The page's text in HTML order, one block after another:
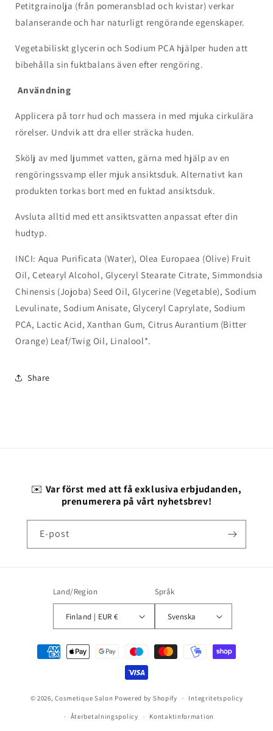
Petitgrainolja (från pomeransblad och kvistar) verkar
balanserande och har naturligt rengörande egenskaper.
Vegetabiliskt glycerin och Sodium PCA hjälper huden att
bibehålla sin fuktbalans även efter rengöring.
Användning
Applicera på torr hud och massera in med mjuka cirkulära
rörelser. Undvik att dra eller sträcka huden.
Skölj av med ljummet vatten, gärna med hjälp av en
rengöringssvamp eller mjuk ansiktsduk. Alternativt kan
produkten torkas bort med en fuktad ansiktsduk.
Avsluta alltid med ett ansiktsvatten anpassat efter din
hudtyp.
INCI: Aqua Purificata (Water), Olea Europaea (Olive) Fruit
Oil, Cetearyl Alcohol, Glyceryl Stearate Citrate, Simmondsia
Chinensis (Jojoba) Seed Oil, Glycerine (Vegetable), Sodium
Levulinate, Sodium Anisate, Glyceryl Caprylate, Sodium
PCA, Lactic Acid, Xanthan Gum, Citrus Aurantium (Bitter
Orange) Leaf/Twig Oil, Linalool*.
Share
✉️ Var först med att få exklusiva erbjudanden,
prenumerera på vårt nyhetsbrev!
E-post
Land/Region
Finland | EUR €
Språk
Svenska
Betalningsmetoder
© 2026,Cosmetique Salon Powered by Shopify Integritetspolicy
Återbetalningspolicy Kontaktinformation